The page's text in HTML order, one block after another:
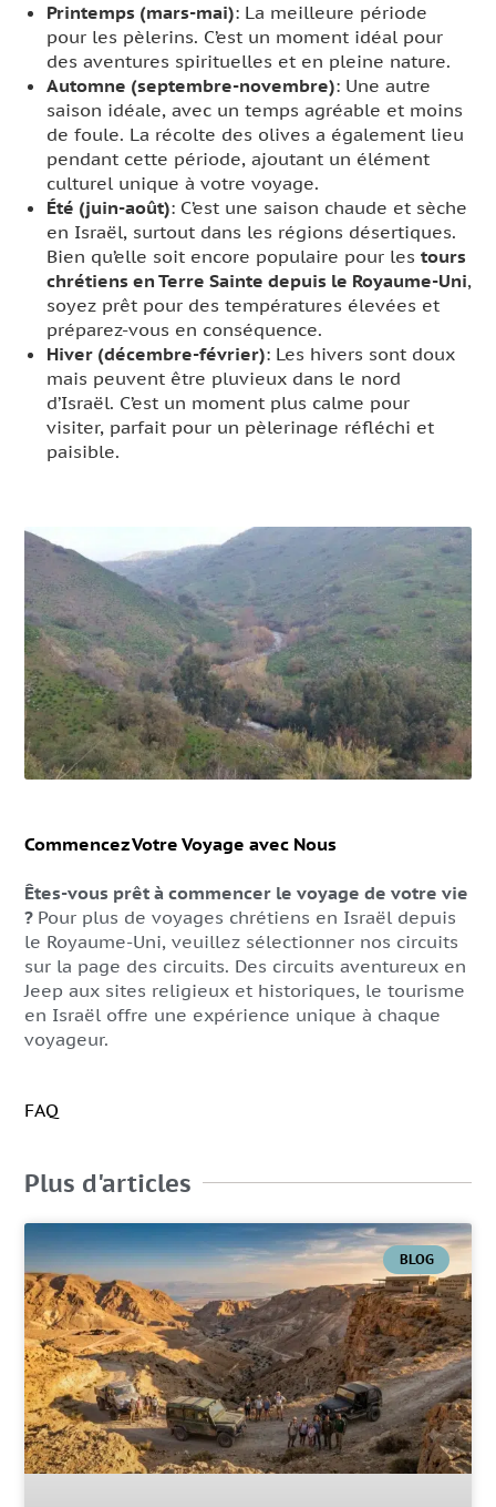
Printemps (mars-mai): La meilleure période
pour les pèlerins. C’est un moment idéal pour
des aventures spirituelles et en pleine nature.
Automne (septembre-novembre): Une autre
saison idéale, avec un temps agréable et moins
de foule. La récolte des olives a également lieu
pendant cette période, ajoutant un élément
culturel unique à votre voyage.
Été (juin-août): C’est une saison chaude et sèche
en Israël, surtout dans les régions désertiques.
Bien qu’elle soit encore populaire pour les tours
chrétiens en Terre Sainte depuis le Royaume-Uni,
soyez prêt pour des températures élevées et
préparez-vous en conséquence.
Hiver (décembre-février): Les hivers sont doux
mais peuvent être pluvieux dans le nord
d’Israël. C’est un moment plus calme pour
visiter, parfait pour un pèlerinage réfléchi et
paisible.
Commencez Votre Voyage avec Nous
Êtes-vous prêt à commencer le voyage de votre vie
? Pour plus de voyages chrétiens en Israël depuis
le Royaume-Uni, veuillez sélectionner nos circuits
sur la page des circuits. Des circuits aventureux en
Jeep aux sites religieux et historiques, le tourisme
en Israël offre une expérience unique à chaque
voyageur.
FAQ
Plus d'articles
BLOG